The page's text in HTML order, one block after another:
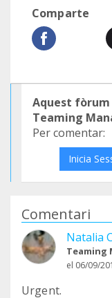
Comparte
Aquest fòrum
Teaming
Per comentar:
Inicia
Comentari
Natalia
Teaming
el 06/09/
Urgent.